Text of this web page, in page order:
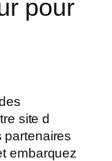
pour
site d
partenaires
embarquez